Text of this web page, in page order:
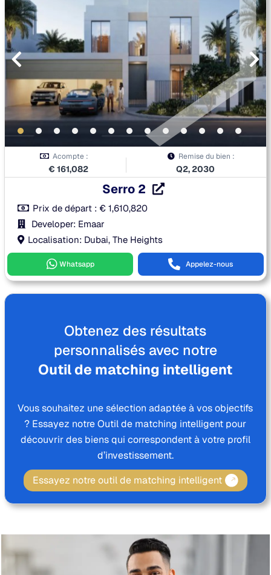
Acompte :
€ 161,082
Remise du bien :
Q2, 2030
Serro 2
Prix de départ :€ 1,610,820
Developer: Emaar
Localisation: Dubai, The Heights
Whatsapp Appelez-nous
Obtenez des résultats
personnalisés avec notre
Outil de matching intelligent
Vous souhaitez une sélection adaptée à vos objectifs
? Essayez notre Outil de matching intelligent pour
découvrir des biens qui correspondent à votre profil
d’investissement.
Essayez notre outil de matching intelligent